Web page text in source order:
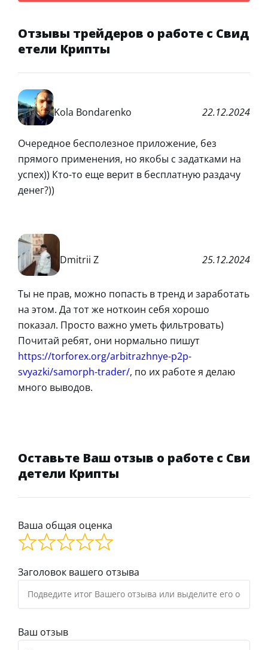
Отзывы трейдеров о работе с Свид
етели Крипты
Kola Bondarenko 22.12.2024
Очередное бесполезное приложение, без
прямого применения, но якобы с задатками на
успех)) Кто-то еще верит в бесплатную раздачу
денег?))
Dmitrii Z 25.12.2024
Ты не прав, можно попасть в тренд и заработать
на этом. Да тот же ноткоин себя хорошо
показал. Просто важно уметь фильтровать)
Почитай ребят, они нормально пишут
https://torforex.org/arbitrazhnye-p2p-
svyazki/samorph-trader/, по их работе я делаю
много выводов.
Оставьте Ваш отзыв о работе с Сви
детели Крипты
Ваша общая оценка
Заголовок вашего отзыва
Ваш отзыв